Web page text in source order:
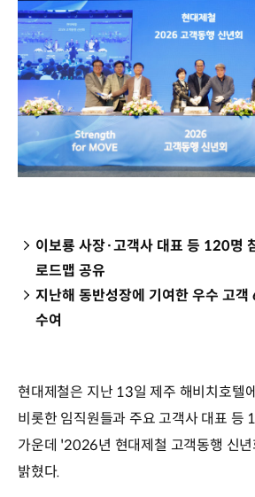
이보룡 사장·고객사 대표 등 120명
로드맵 공유
지난해 동반성장에 기여한 우수 고
수여
현대제철은 지난 13일 제주 해비치호텔
비롯한 임직원들과 주요 고객사 대표 등
가운데 '2026년 현대제철 고객동행 신
밝혔다.